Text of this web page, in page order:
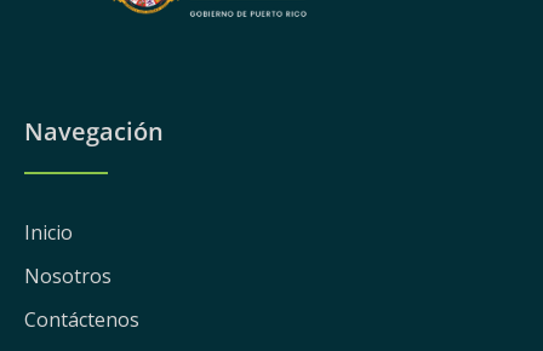
Navegación
Inicio
Nosotros
Contáctenos